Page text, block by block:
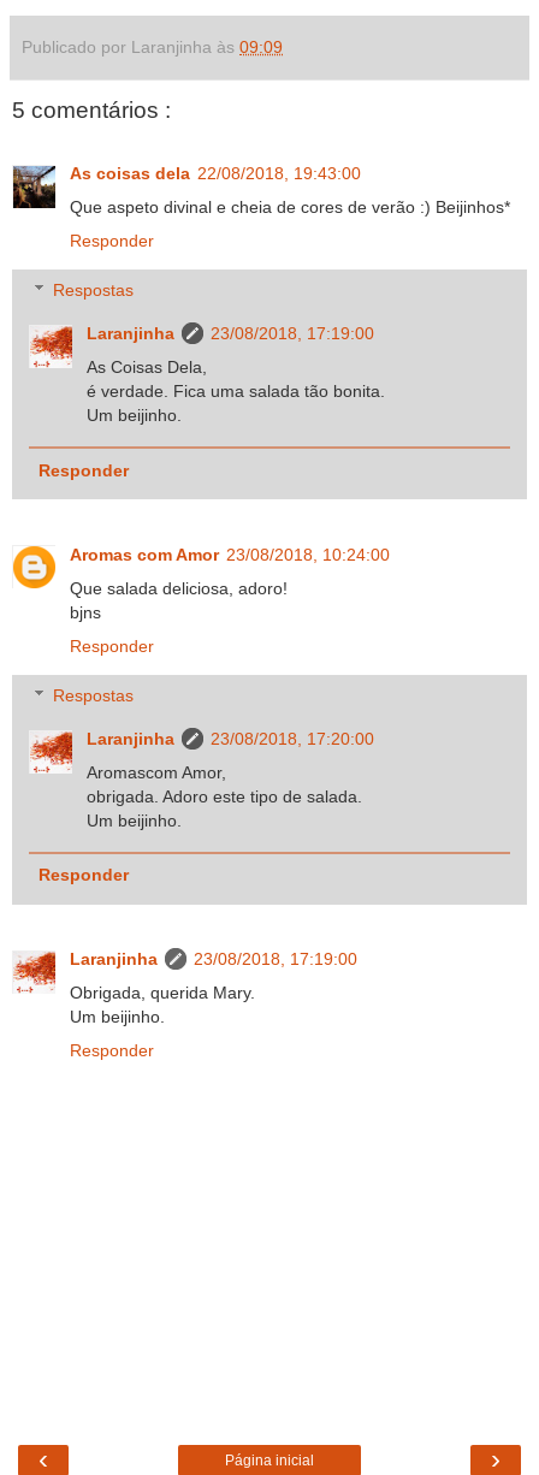
Publicado por Laranjinha às 09:09
5 comentários :
As coisas dela 22/08/2018, 19:43:00
Que aspeto divinal e cheia de cores de verão :) Beijinhos*
Responder
Respostas
Laranjinha
23/08/2018, 17:19:00
As Coisas Dela,
é verdade. Fica uma salada tão bonita.
Um beijinho.
Responder
Aromas com Amor 23/08/2018, 10:24:00
Que salada deliciosa, adoro!
bjns
Responder
Respostas
Laranjinha
23/08/2018, 17:20:00
Aromascom Amor,
obrigada. Adoro este tipo de salada.
Um beijinho.
Responder
Laranjinha
23/08/2018, 17:19:00
Obrigada, querida Mary.
Um beijinho.
Responder
‹ ›
Página inicial